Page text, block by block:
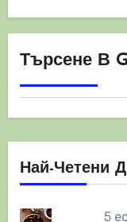
Търсене В
Най-Четени
5